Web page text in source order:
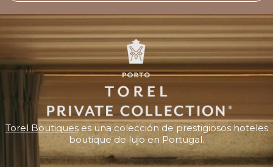
Torel Boutiqueses una colección de prestigiosos hoteles
boutique de lujo en Portugal.